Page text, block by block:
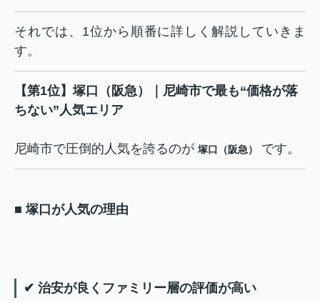
それでは、1位から順番に詳しく解説していきま
す。
【第1位】塚口（阪急）｜尼崎市で最も“価格が落
ちない”人気エリア
尼崎市で圧倒的人気を誇るのが 塚口（阪急） です。
■ 塚口が人気の理由
✔ 治安が良くファミリー層の評価が高い